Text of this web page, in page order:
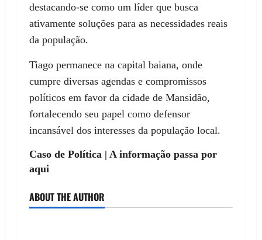
destacando-se como um líder que busca
ativamente soluções para as necessidades reais
da população.
Tiago permanece na capital baiana, onde
cumpre diversas agendas e compromissos
políticos em favor da cidade de Mansidão,
fortalecendo seu papel como defensor
incansável dos interesses da população local.
Caso de Política | A informação passa por
aqui
ABOUT THE AUTHOR